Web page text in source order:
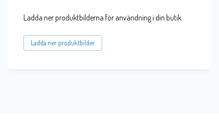
Ladda ner produktbilderna för användning i din butik
Ladda ner produktbilder